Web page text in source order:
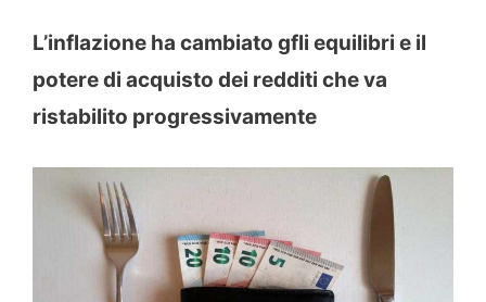
L’inflazione ha cambiato gfli equilibri e il
potere di acquisto dei redditi che va
ristabilito progressivamente